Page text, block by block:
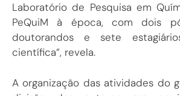
Laboratório de Pesquisa em
PeQuiM à época, com dois
doutorandos e sete
científica”, revela.
A organização das atividades do